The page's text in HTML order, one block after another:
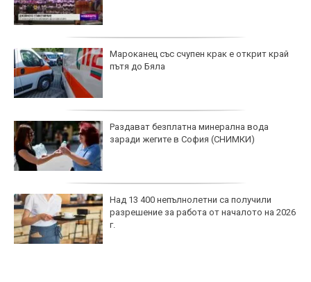
Мароканец със счупен крак е открит край
пътя до Бяла
Раздават безплатна минерална вода
заради жегите в София (СНИМКИ)
Над 13 400 непълнолетни са получили
разрешение за работа от началото на 2026
г.